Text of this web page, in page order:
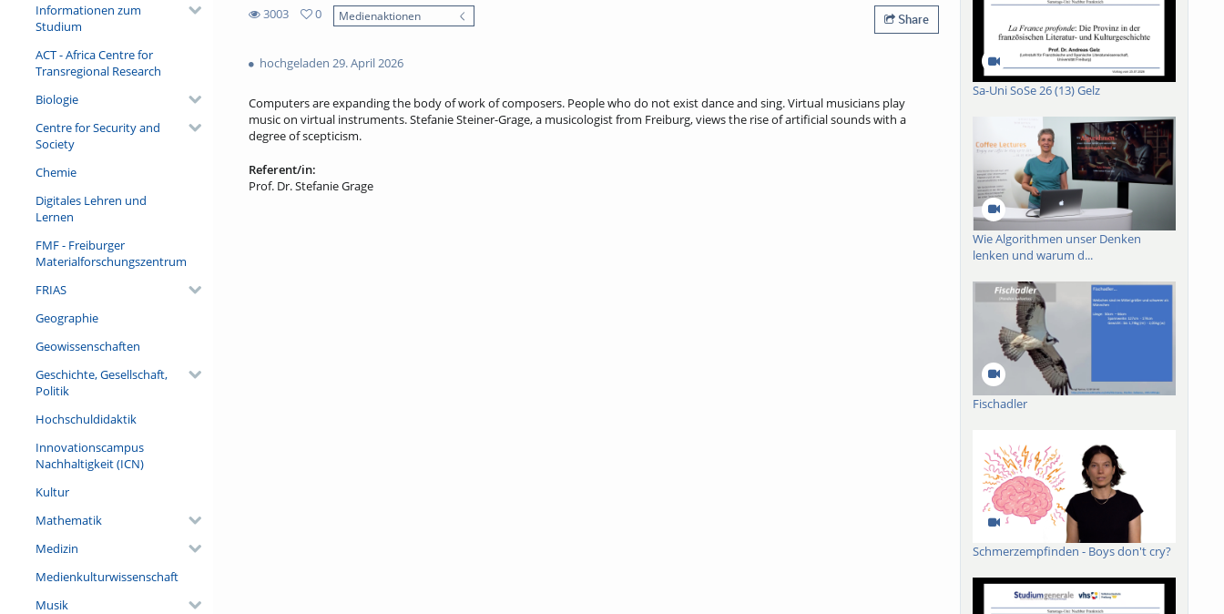
Informationen zum
Studium
ACT - Africa Centre for
Transregional Research
Biologie
Centre for Security and
Society
Chemie
Digitales Lehren und
Lernen
FMF - Freiburger
Materialforschungszentrum
FRIAS
Geographie
Geowissenschaften
Geschichte, Gesellschaft,
Politik
Hochschuldidaktik
Innovationscampus
Nachhaltigkeit (ICN)
Kultur
Mathematik
Medizin
Medienkulturwissenschaft
Musik
3003
views
0
Medienaktionen Share
hochgeladen 29. April 2026
Computers are expanding the body of work of composers. People who do not exist dance and sing. Virtual musicians play
music on virtual instruments. Stefanie Steiner-Grage, a musicologist from Freiburg, views the rise of artificial sounds with a
degree of scepticism.
Referent/in:
Prof. Dr. Stefanie Grage
Sa-Uni SoSe 26 (13) Gelz
Wie Algorithmen unser Denken
lenken und warum d...
Fischadler
Schmerzempfinden - Boys don't cry?